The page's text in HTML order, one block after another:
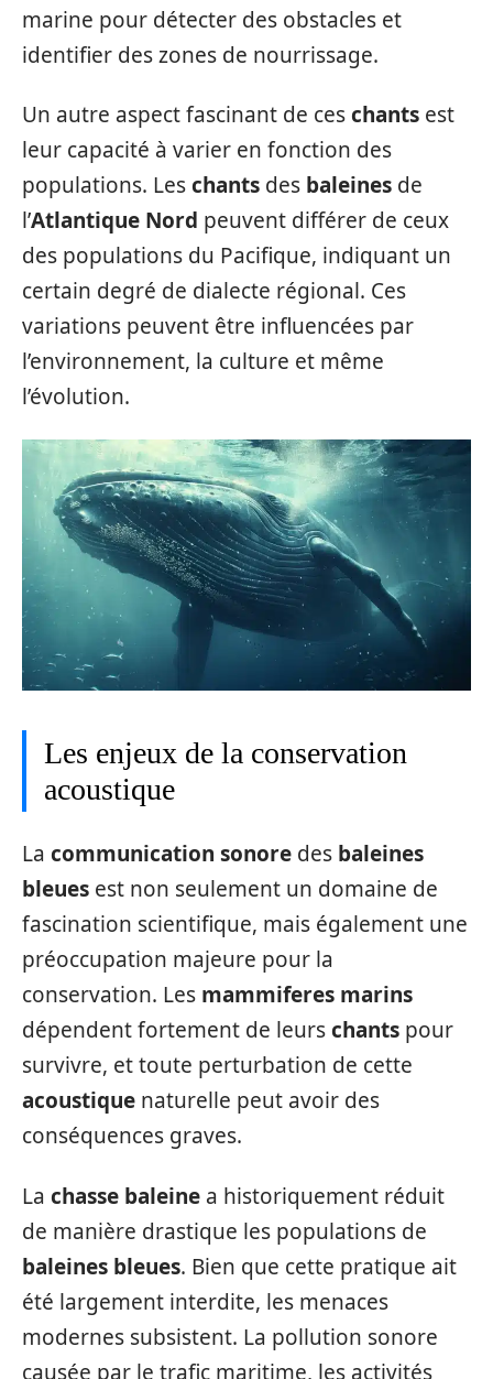
marine pour détecter des obstacles et
identifier des zones de nourrissage.
Un autre aspect fascinant de ceschants est
leur capacité à varier en fonction des
populations. Leschants des baleines de
l’Atlantique Nord peuvent différer de ceux
des populations du Pacifique, indiquant un
certain degré de dialecte régional. Ces
variations peuvent être influencées par
l’environnement, la culture et même
l’évolution.
Les enjeux de la conservation
acoustique
La communication sonore des baleines
bleues est non seulement un domaine de
fascination scientifique, mais également une
préoccupation majeure pour la
conservation. Les mammiferes marins
dépendent fortement de leurschants pour
survivre, et toute perturbation de cette
acoustique naturelle peut avoir des
conséquences graves.
La chasse baleine a historiquement réduit
de manière drastique les populations de
baleines bleues. Bien que cette pratique ait
été largement interdite, les menaces
modernes subsistent. La pollution sonore
causée par le trafic maritime, les activités